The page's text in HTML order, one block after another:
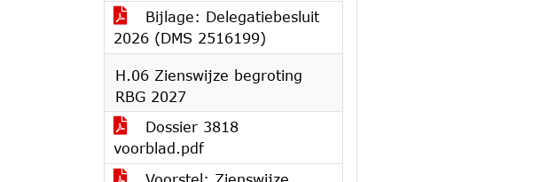
Bijlage: Delegatiebesluit
2026 (DMS 2516199)
H.06 Zienswijze begroting
RBG 2027
Dossier 3818
voorblad.pdf